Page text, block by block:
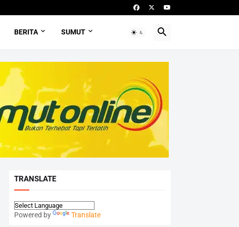
BERITA SUMUT
TRANSLATE
Powered by Translate